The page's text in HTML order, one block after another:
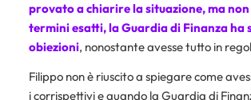
provato a chiarire la situazione, ma non
termini esatti, la Guardia di Finanza ha
obiezioni, nonostante avesse tutto in
Filippo non è riuscito a spiegare come
i corrispettivi e quando la Guardia di